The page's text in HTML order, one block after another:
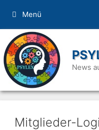
Inhalt
springen
Menü
News
Mitglieder-